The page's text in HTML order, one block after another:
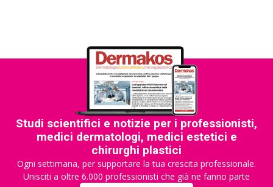
Studi scientifici e notizie per i professionisti,
medici dermatologi, medici estetici e
chirurghi plastici
Ogni settimana, per supportare la tua crescita professionale.
Unisciti a oltre 6.000 professionisti che già ne fanno parte